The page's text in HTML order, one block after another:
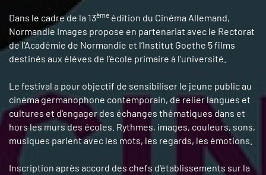
Dans le cadre de la 13ème édition du Cinéma Allemand,
Normandie Images propose en partenariat avec le Rectorat
de l'Académie de Normandie et l’Institut Goethe 5 films
destinés aux élèves de l’école primaire à l’université.
Le festival a pour objectif de sensibiliser le jeune public au
cinéma germanophone contemporain, de relier langues et
cultures et d'engager des échanges thématiques dans et
hors les murs des écoles. Rythmes, images, couleurs, sons,
musiques parlent avec les mots, les regards, les émotions.
Inscription après accord des chefs d'établissements sur la